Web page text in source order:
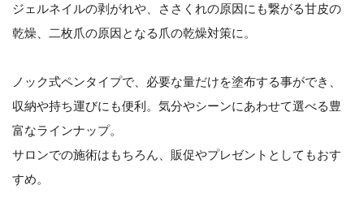
ジェルネイルの剥がれや、ささくれの原因にも繋がる甘皮の
乾燥、二枚爪の原因となる爪の乾燥対策に。
ノック式ペンタイプで、必要な量だけを塗布する事ができ、
収納や持ち運びにも便利。気分やシーンにあわせて選べる豊
富なラインナップ。
サロンでの施術はもちろん、販促やプレゼントとしてもおす
すめ。